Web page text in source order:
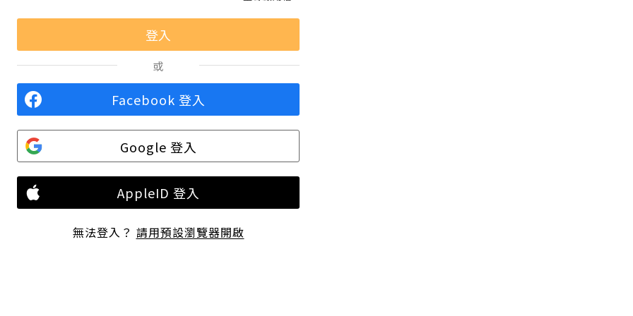
或
Facebook 登入
Google 登入
AppleID 登入
無法登入？ 請用預設瀏覽器開啟